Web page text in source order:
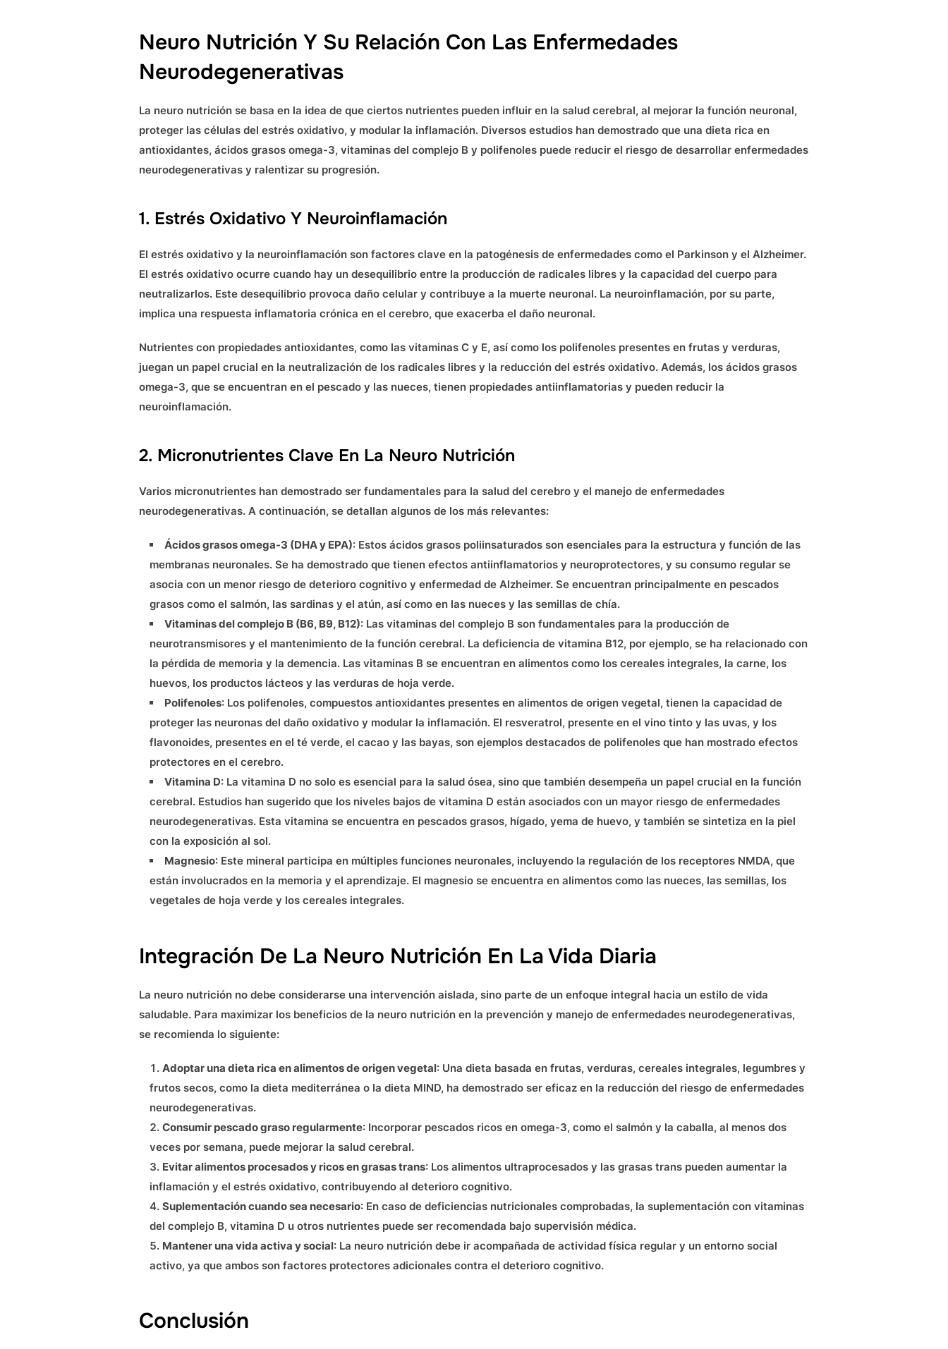
Neuro Nutrición Y Su Relación Con Las Enfermedades
Neurodegenerativas
La neuro nutrición se basa en la idea de que ciertos nutrientes pueden influir en la salud cerebral, al mejorar la función neuronal,
proteger las células del estrés oxidativo, y modular la inflamación. Diversos estudios han demostrado que una dieta rica en
antioxidantes, ácidos grasos omega-3, vitaminas del complejo B y polifenoles puede reducir el riesgo de desarrollar enfermedades
neurodegenerativas y ralentizar su progresión.
1. Estrés Oxidativo Y Neuroinflamación
El estrés oxidativo y la neuroinflamación son factores clave en la patogénesis de enfermedades como el Parkinson y el Alzheimer.
El estrés oxidativo ocurre cuando hay un desequilibrio entre la producción de radicales libres y la capacidad del cuerpo para
neutralizarlos. Este desequilibrio provoca daño celular y contribuye a la muerte neuronal. La neuroinflamación, por su parte,
implica una respuesta inflamatoria crónica en el cerebro, que exacerba el daño neuronal.
Nutrientes con propiedades antioxidantes, como las vitaminas C y E, así como los polifenoles presentes en frutas y verduras,
juegan un papel crucial en la neutralización de los radicales libres y la reducción del estrés oxidativo. Además, los ácidos grasos
omega-3, que se encuentran en el pescado y las nueces, tienen propiedades antiinflamatorias y pueden reducir la
neuroinflamación.
2. Micronutrientes Clave En La Neuro Nutrición
Varios micronutrientes han demostrado ser fundamentales para la salud del cerebro y el manejo de enfermedades
neurodegenerativas. A continuación, se detallan algunos de los más relevantes:
Ácidos grasos omega-3 (DHA y EPA): Estos ácidos grasos poliinsaturados son esenciales para la estructura y función de las
membranas neuronales. Se ha demostrado que tienen efectos antiinflamatorios y neuroprotectores, y su consumo regular se
asocia con un menor riesgo de deterioro cognitivo y enfermedad de Alzheimer. Se encuentran principalmente en pescados
grasos como el salmón, las sardinas y el atún, así como en las nueces y las semillas de chía.
Vitaminas del complejo B (B6, B9, B12): Las vitaminas del complejo B son fundamentales para la producción de
neurotransmisores y el mantenimiento de la función cerebral. La deficiencia de vitamina B12, por ejemplo, se ha relacionado con
la pérdida de memoria y la demencia. Las vitaminas B se encuentran en alimentos como los cereales integrales, la carne, los
huevos, los productos lácteos y las verduras de hoja verde.
Polifenoles: Los polifenoles, compuestos antioxidantes presentes en alimentos de origen vegetal, tienen la capacidad de
proteger las neuronas del daño oxidativo y modular la inflamación. El resveratrol, presente en el vino tinto y las uvas, y los
flavonoides, presentes en el té verde, el cacao y las bayas, son ejemplos destacados de polifenoles que han mostrado efectos
protectores en el cerebro.
Vitamina D: La vitamina D no solo es esencial para la salud ósea, sino que también desempeña un papel crucial en la función
cerebral. Estudios han sugerido que los niveles bajos de vitamina D están asociados con un mayor riesgo de enfermedades
neurodegenerativas. Esta vitamina se encuentra en pescados grasos, hígado, yema de huevo, y también se sintetiza en la piel
con la exposición al sol.
Magnesio: Este mineral participa en múltiples funciones neuronales, incluyendo la regulación de los receptores NMDA, que
están involucrados en la memoria y el aprendizaje. El magnesio se encuentra en alimentos como las nueces, las semillas, los
vegetales de hoja verde y los cereales integrales.
Integración De La Neuro Nutrición En La Vida Diaria
La neuro nutrición no debe considerarse una intervención aislada, sino parte de un enfoque integral hacia un estilo de vida
saludable. Para maximizar los beneficios de la neuro nutrición en la prevención y manejo de enfermedades neurodegenerativas,
se recomienda lo siguiente:
Adoptar una dieta rica en alimentos de origen vegetal: Una dieta basada en frutas, verduras, cereales integrales, legumbres y
frutos secos, como la dieta mediterránea o la dieta MIND, ha demostrado ser eficaz en la reducción del riesgo de enfermedades
neurodegenerativas.
Consumir pescado graso regularmente: Incorporar pescados ricos en omega-3, como el salmón y la caballa, al menos dos
veces por semana, puede mejorar la salud cerebral.
Evitar alimentos procesados y ricos en grasas trans: Los alimentos ultraprocesados y las grasas trans pueden aumentar la
inflamación y el estrés oxidativo, contribuyendo al deterioro cognitivo.
Suplementación cuando sea necesario: En caso de deficiencias nutricionales comprobadas, la suplementación con vitaminas
del complejo B, vitamina D u otros nutrientes puede ser recomendada bajo supervisión médica.
Mantener una vida activa y social: La neuro nutrición debe ir acompañada de actividad física regular y un entorno social
activo, ya que ambos son factores protectores adicionales contra el deterioro cognitivo.
Conclusión